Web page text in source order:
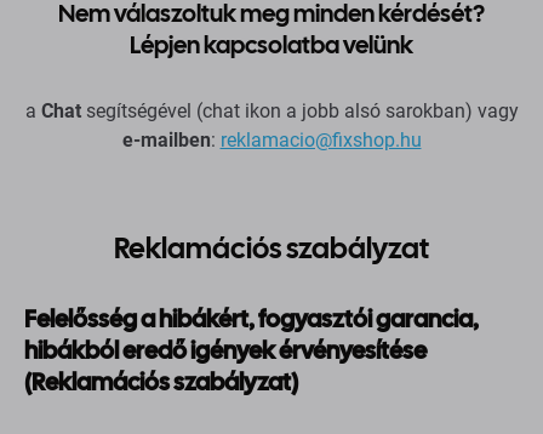
Nem válaszoltuk meg minden kérdését?
Lépjen kapcsolatba velünk
a Chatsegítségével (chat ikon a jobb alsó sarokban) vagy
e-mailben: reklamacio@fixshop.hu
Reklamációs szabályzat
Felelősség a hibákért, fogyasztói garancia,
hibákból eredő igények érvényesítése
(Reklamációs szabályzat)